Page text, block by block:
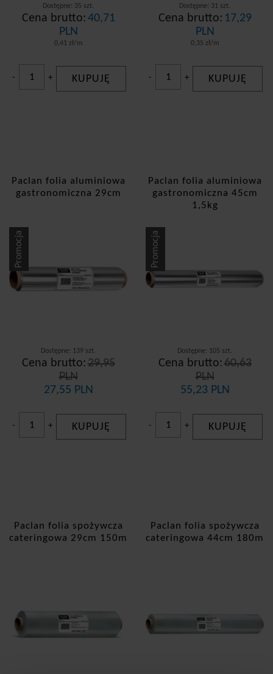
Dostępne: 35 szt.
Cena brutto: 40,71
PLN
0,41 zł/m
- + KUPUJĘ
Dostępne: 31 szt.
Cena brutto: 17,29
PLN
0,35 zł/m
- + KUPUJĘ
Paclan folia aluminiowa
gastronomiczna 29cm
Dostępne: 139 szt.
Cena brutto: 29,95
PLN
27,55 PLN
Promocja
- + KUPUJĘ
Paclan folia aluminiowa
gastronomiczna 45cm
1,5kg
Dostępne: 105 szt.
Cena brutto: 60,63
PLN
55,23 PLN
Promocja
- + KUPUJĘ
Paclan folia spożywcza
cateringowa 29cm 150m
Paclan folia spożywcza
cateringowa 44cm 180m